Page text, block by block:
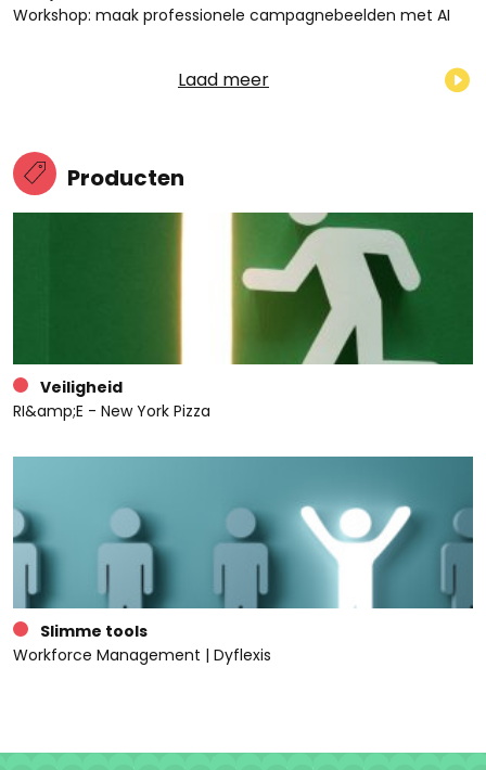
Workshop: maak professionele campagnebeelden met AI
Laad meer
Producten
Veiligheid
RI&amp;E - New York Pizza
Slimme tools
Workforce Management | Dyflexis